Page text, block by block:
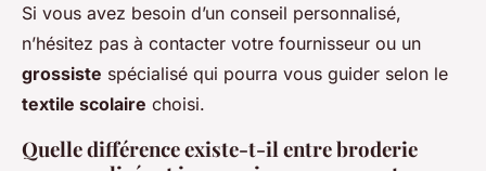
Si vous avez besoin d’un conseil personnalisé,
n’hésitez pas à contacter votre fournisseur ou un
grossiste spécialisé qui pourra vous guider selon le
textile scolaire choisi.
Quelle différence existe-t-il entre broderie